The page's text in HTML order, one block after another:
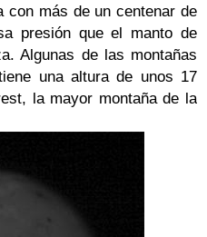
con más de un centenar de
presión que el manto de
Algunas de las montañas
una altura de unos 17
la mayor montaña de la